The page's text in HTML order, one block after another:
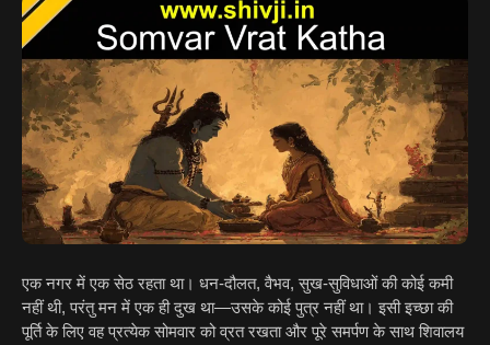
एक नगर में एक सेठ रहता था। धन-दौलत, वैभव, सुख-सुविधाओं की कोई कमी
नहीं थी, परंतु मन में एक ही दुख था—उसके कोई पुत्र नहीं था। इसी इच्छा की
पूर्ति के लिए वह प्रत्येक सोमवार को व्रत रखता और पूरे समर्पण के साथ शिवालय